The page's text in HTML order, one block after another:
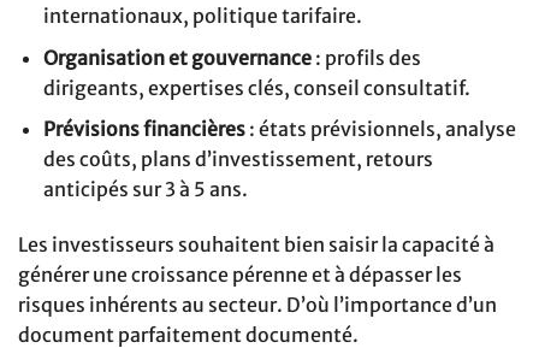
internationaux, politique tarifaire.
Organisation et gouvernance: profils des
dirigeants, expertises clés, conseil consultatif.
Prévisions financières: états prévisionnels, analyse
des coûts, plans d’investissement, retours
anticipés sur 3 à 5 ans.
Les investisseurs souhaitent bien saisir la capacité à
générer une croissance pérenne et à dépasser les
risques inhérents au secteur. D’où l’importance d’un
document parfaitement documenté.